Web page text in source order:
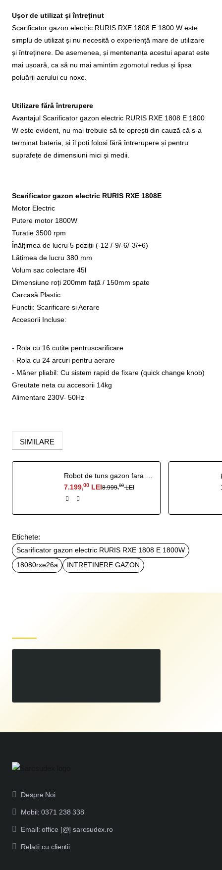
Ușor de utilizat și întreținut
Scarificator gazon electric RURIS RXE 1808 E 1800 W este
simplu de utilizat și nu necesită o experiență mare de utilizare
și întreținere. De asemenea, și mentenanța acestui aparat este
mai ușoară, ca să nu mai amintim zgomotul redus și lipsa
poluării aerului cu noxe.
Utilizare fără întrerupere
Avantajul Scarificator gazon electric RURIS RXE 1808 E 1800
W este evident, nu mai trebuie să te oprești din cauză că s-a
terminat bateria, și îl poți folosi fără întrerupere și pentru
suprafețe de dimensiuni mici și medii.
Scarificator gazon electric RURIS RXE 1808E
Motor Electric
Putere motor 1800W
Turatie 3500 rpm
Înălțimea de lucru 5 poziții (-12 /-9/-6/-3/+6)
Lățimea de lucru 380 mm
Volum sac colectare 45l
Dimensiune roți 200mm față / 150mm spate
Carcasă Plastic
Functii: Scarificare si Aerare
Accesorii Incluse:
- Rola cu 16 cutite pentruscarificare
- Rola cu 24 arcuri pentru aerare
- Mâner pliabil: Cu sistem rapid de fixare (quick change knob)
Greutate neta cu accesorii 14kg
Alimentare 230V- 50Hz
SIMILARE
Robot de tuns gazon fara fir perimetral RURIS Sentinel 1500
7.199,00 LEI8.999,00LEI
Etichete:
Scarificator gazon electric RURIS RXE 1808 E 1800W
18080rxe26a
INTRETINERE GAZON
Despre Noi
Mobil: 0371 238 338
Email: office [@] sarcsudex.ro
Relatii cu clientii